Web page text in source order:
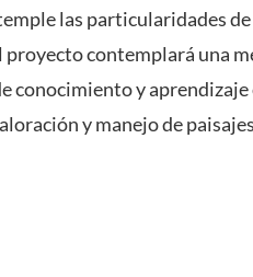
las particularidades
proyecto contemplará una
conocimiento y
y manejo de